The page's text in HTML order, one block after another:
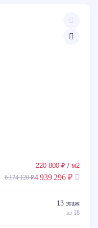
220 800 ₽ / м2
6 174 120 ₽4 939 296 ₽
13 этаж
из 18